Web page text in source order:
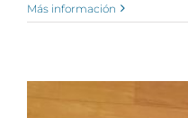
Más información